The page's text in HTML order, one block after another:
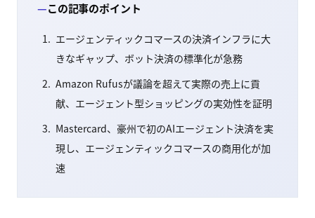
この記事のポイント
エージェンティックコマースの決済インフラに大
きなギャップ、ボット決済の標準化が急務
Amazon Rufusが議論を超えて実際の売上に貢
献、エージェント型ショッピングの実効性を証明
Mastercard、豪州で初のAIエージェント決済を実
現し、エージェンティックコマースの商用化が加
速